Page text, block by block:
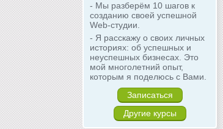
- Мы разберём 10 шагов к
созданию своей успешной
Web-студии.
- Я расскажу о своих личных
историях: об успешных и
неуспешных бизнесах. Это
мой многолетний опыт,
которым я поделюсь с Вами.
Записаться
Другие курсы